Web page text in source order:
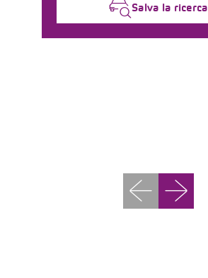
Salva la ricerca